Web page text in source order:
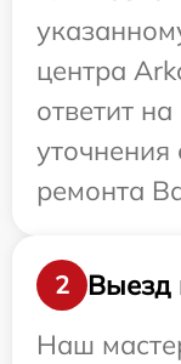
центра
ответит
уточнения
ремонта
2
Выезд
Наш